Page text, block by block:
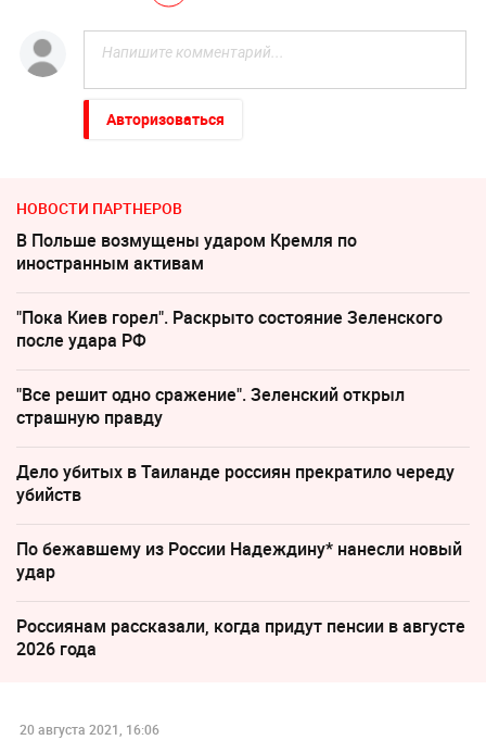
Авторизоваться
НОВОСТИ ПАРТНЕРОВ
В Польше возмущены ударом Кремля по
иностранным активам
"Пока Киев горел". Раскрыто состояние Зеленского
после удара РФ
"Все решит одно сражение". Зеленский открыл
страшную правду
Дело убитых в Таиланде россиян прекратило череду
убийств
По бежавшему из России Надеждину* нанесли новый
удар
Россиянам рассказали, когда придут пенсии в августе
2026 года
20 августа 2021, 16:06